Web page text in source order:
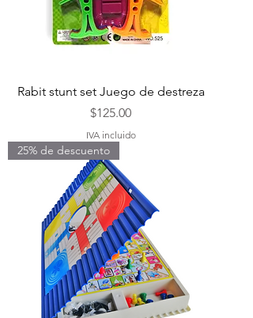
Rabit stunt set Juego de destreza
Precio
$125.00
IVA incluido
25% de descuento